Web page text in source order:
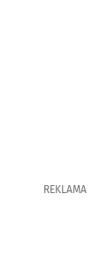
REKLAMA